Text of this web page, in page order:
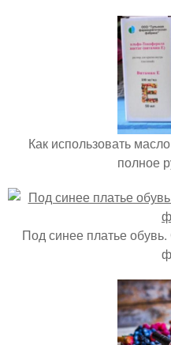
Как использовать
полное
Под синее платье